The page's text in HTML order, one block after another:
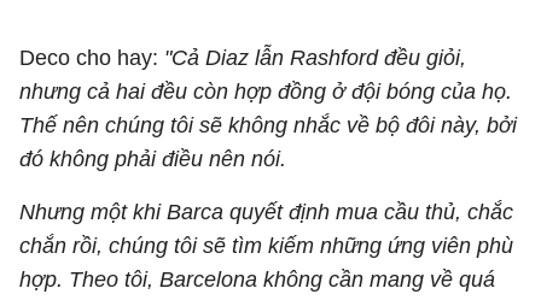
Deco cho hay: "Cả Diaz lẫn Rashford đều giỏi,
nhưng cả hai đều còn hợp đồng ở đội bóng của họ.
Thế nên chúng tôi sẽ không nhắc về bộ đôi này, bởi
đó không phải điều nên nói.
Nhưng một khi Barca quyết định mua cầu thủ, chắc
chắn rồi, chúng tôi sẽ tìm kiếm những ứng viên phù
hợp. Theo tôi, Barcelona không cần mang về quá